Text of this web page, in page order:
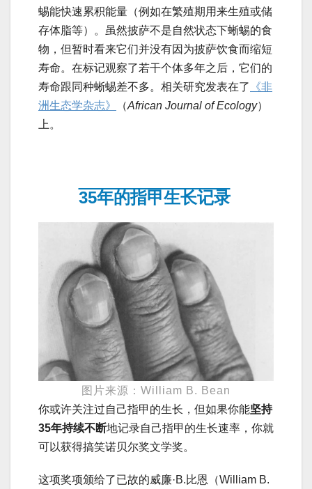
蜴能快速累积能量（例如在繁殖期用来生殖或储
存体脂等）。虽然披萨不是自然状态下蜥蜴的食
物，但暂时看来它们并没有因为披萨饮食而缩短
寿命。在标记观察了若干个体多年之后，它们的
寿命跟同种蜥蜴差不多。相关研究发表在了
《非
洲生态学杂志》
（African Journal of Ecology）
上。
35年的指甲生长记录
图片来源：William B. Bean
你或许关注过自己指甲的生长，但如果你能坚持
35年持续不断地记录自己指甲的生长速率，你就
可以获得搞笑诺贝尔奖文学奖。
这项奖项颁给了已故的威廉·B.比恩（William B.